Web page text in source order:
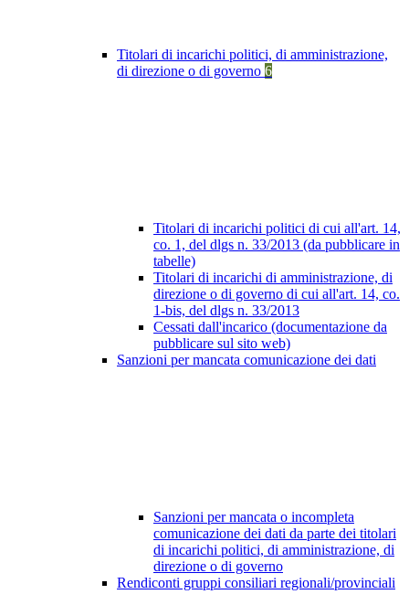
Titolari di incarichi politici, di amministrazione,
di direzione o di governo 6
Titolari di incarichi politici di cui all'art. 14,
co. 1, del dlgs n. 33/2013 (da pubblicare in
tabelle)
Titolari di incarichi di amministrazione, di
direzione o di governo di cui all'art. 14, co.
1-bis, del dlgs n. 33/2013
Cessati dall'incarico (documentazione da
pubblicare sul sito web)
Sanzioni per mancata comunicazione dei dati
Sanzioni per mancata o incompleta
comunicazione dei dati da parte dei titolari
di incarichi politici, di amministrazione, di
direzione o di governo
Rendiconti gruppi consiliari regionali/provinciali